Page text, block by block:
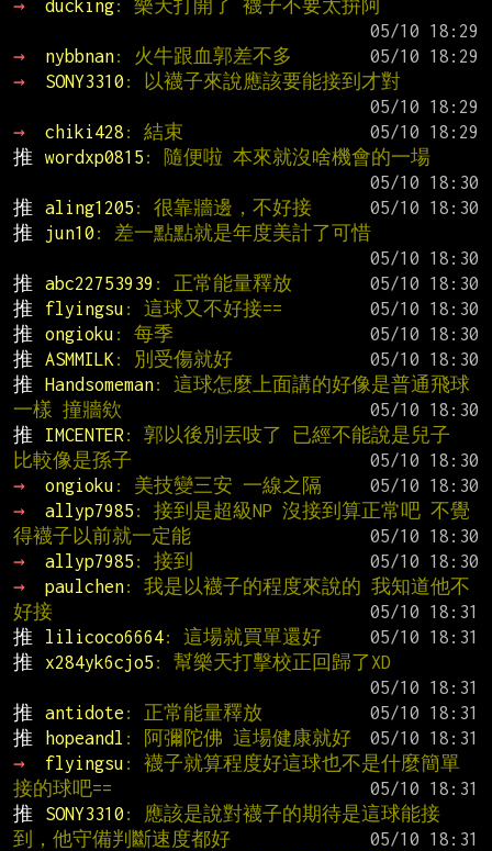
→ ducking: 樂天打開了 襪子不要太拚阿
→
nybbnan: 火牛跟血郭差不多
→
SONY3310 : 以襪子來說應該要能接到才對
→
chiki428 : 結束
推
wordxp0815 : 隨便啦 本來就沒啥機會的一場
推
aling1205 : 很靠牆邊，不好接
推
jun10 : 差一點點就是年度美計了可惜
推
abc22753939 : 正常能量釋放
推
flyingsu : 這球又不好接==
推
ongioku : 每季
推
ASMMILK : 別受傷就好
推
Handsomeman: 這球怎麼上面講的好像是普通飛球
一樣 撞牆欸
推
IMCENTER : 郭以後別丟吱了 已經不能說是兒子
比較像是孫子
→
ongioku : 美技變三安 一線之隔
→
allyp7985 : 接到是超級NP 沒接到算正常吧 不覺
得襪子以前就一定能
→
allyp7985 : 接到
→
paulchen: 我是以襪子的程度來說的 我知道他不
好接
推
lilicoco6664: 這場就買單還好
推
x284yk6cjo5 : 幫樂天打擊校正回歸了XD
推
antidote : 正常能量釋放
推
hopeandl : 阿彌陀佛 這場健康就好
→
flyingsu : 襪子就算程度好這球也不是什麼簡單
接的球吧==
推
SONY3310 : 應該是說對襪子的期待是這球能接
到，他守備判斷速度都好